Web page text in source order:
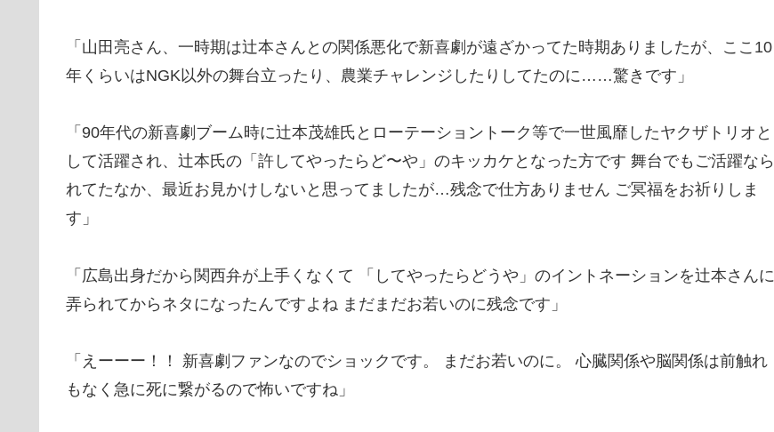
「山田亮さん、一時期は辻本さんとの関係悪化で新喜劇が遠ざかってた時期ありましたが、ここ10
年くらいはNGK以外の舞台立ったり、農業チャレンジしたりしてたのに……驚きです」
「90年代の新喜劇ブーム時に辻本茂雄氏とローテーショントーク等で一世風靡したヤクザトリオと
して活躍され、辻本氏の「許してやったらど〜や」のキッカケとなった方です 舞台でもご活躍なら
れてたなか、最近お見かけしないと思ってましたが…残念で仕方ありません ご冥福をお祈りしま
す」
「広島出身だから関西弁が上手くなくて 「してやったらどうや」のイントネーションを辻本さんに
弄られてからネタになったんですよね まだまだお若いのに残念です」
「えーーー！！ 新喜劇ファンなのでショックです。 まだお若いのに。 心臓関係や脳関係は前触れ
もなく急に死に繋がるので怖いですね」